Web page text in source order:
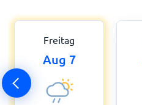
Freitag
Aug 7